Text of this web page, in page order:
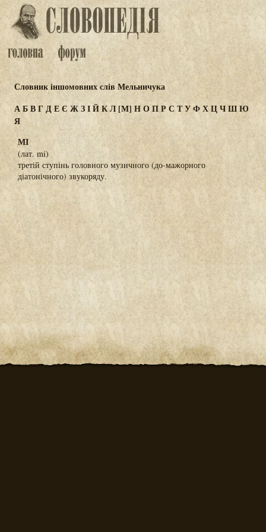
Словник іншомовних слів Мельничука
АБВГДЕЄ ЖЗІЙКЛ[М] НОПРСТУФХЦЧШЮ
Я
МІ
(лат. mi)
третій ступінь головного музичного (до-мажорного
діатонічного) звукоряду.